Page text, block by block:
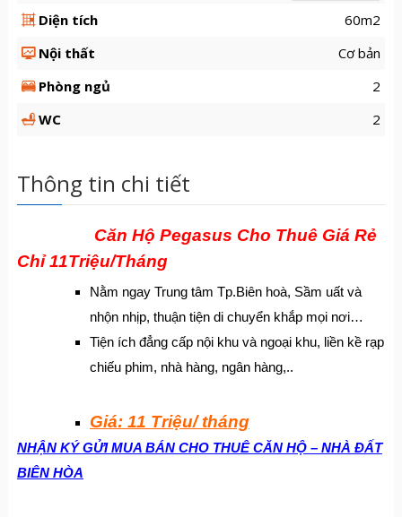
Diện tích
60m2
Nội thất
Cơ bản
Phòng ngủ
2
WC
2
Thông tin chi tiết
Căn Hộ Pegasus Cho Thuê Giá Rẻ
Chỉ 11Triệu/Tháng
Nằm ngay Trung tâm Tp.Biên hoà, Sầm uất và
nhộn nhịp, thuận tiện di chuyển khắp mọi nơi…
Tiện ích đẳng cấp nội khu và ngoại khu, liền kề rạp
chiếu phim, nhà hàng, ngân hàng,..
Giá: 11 Triệu/ tháng
NHẬN KÝ GỬI MUA BÁN CHO THUÊ CĂN HỘ – NHÀ ĐẤT
BIÊN HÒA